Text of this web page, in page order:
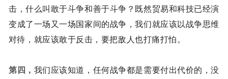
击，什么叫敢于斗争和善于斗争？既然贸易和科技已经演
变成了一场又一场国家间的战争，我们就应该以战争思维
对待，就应该敢于反击，要把敌人也打痛打怕。
第四， 我们应该知道，任何战争都是需要付出代价的，没